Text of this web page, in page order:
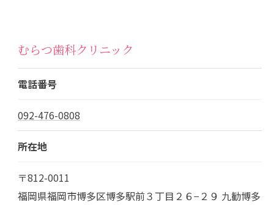
むらつ歯科クリニック
電話番号
092-476-0808
所在地
〒812-0011
福岡県福岡市博多区博多駅前３丁目２６−２９ 九勧博多